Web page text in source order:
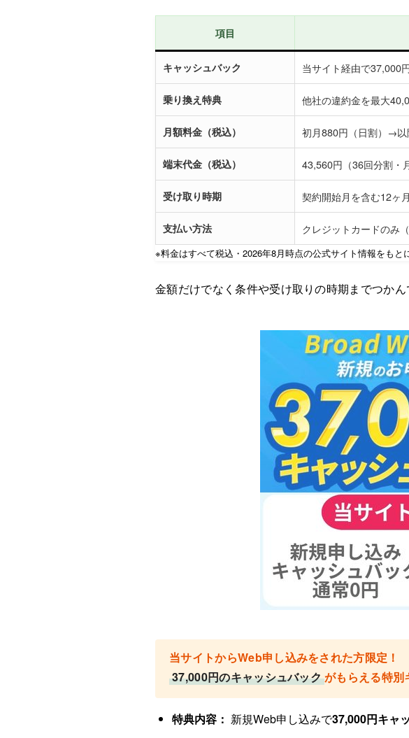
項目
キャッシュバック 当サイト経由で37,000
乗り換え特典 他社の違約金を最大
月額料金（税込） 初月880円（日割）→以
端末代金（税込） 43,560円（36回分割・
受け取り時期 契約開始月を含む12ヶ
支払い方法 クレジットカードのみ
※料金はすべて税込・2026年8月時点の公式サイト情報をもと
金額だけでなく条件や受け取りの時期までつか
当サイトからWeb申し込みをされた方限定！
37,000円のキャッシュバックがもらえる特別
特典内容： 新規Web申し込みで37,000円キャ